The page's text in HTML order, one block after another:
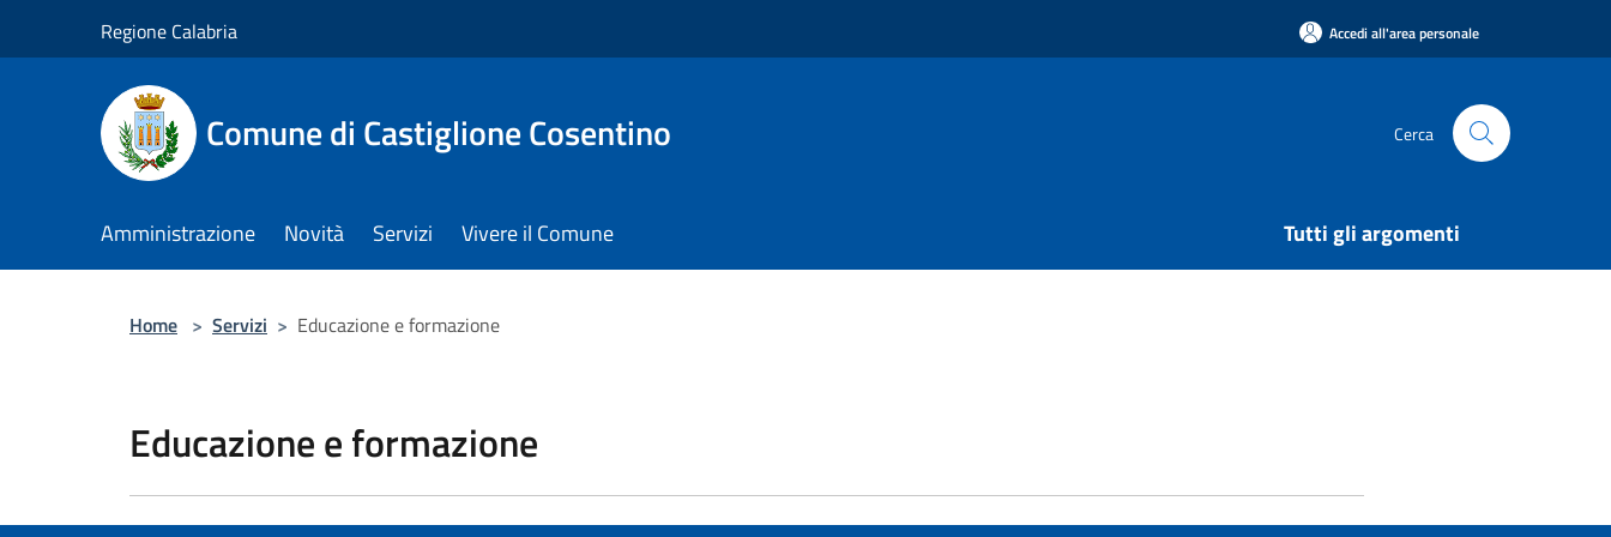
Regione Calabria Accedi all'area personale
Comune di Castiglione Cosentino Cerca
Amministrazione Novità Servizi Vivere il Comune Tutti gli argomenti
Home > Servizi > Educazione e formazione
Educazione e formazione